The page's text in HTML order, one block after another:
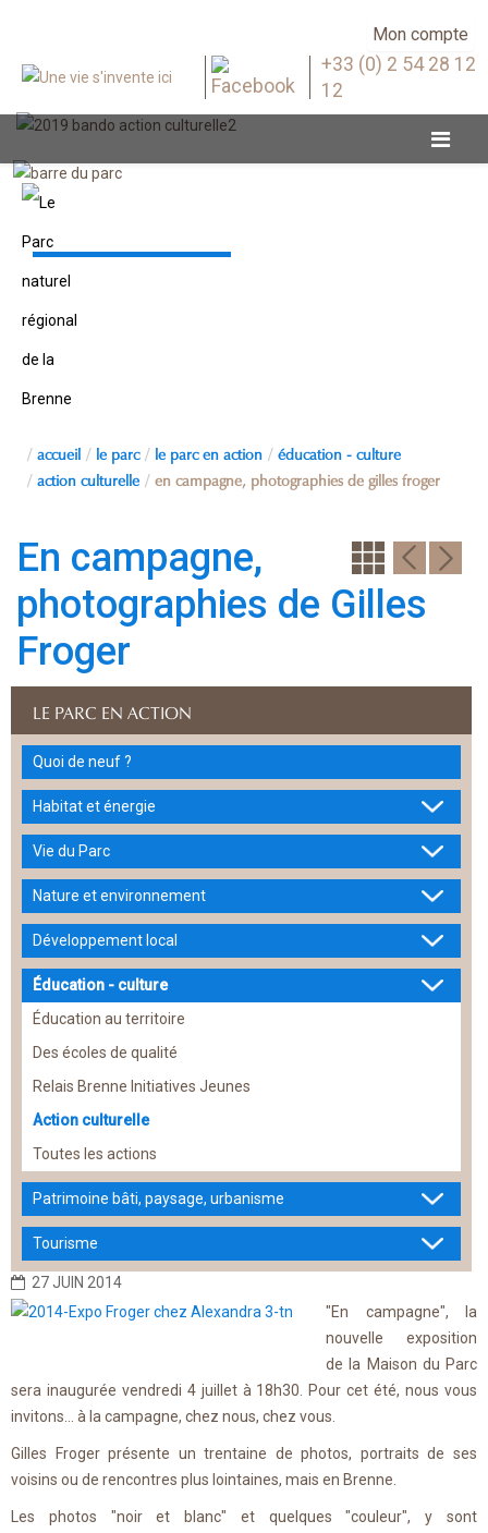
Mon compte
+33 (0) 2 54 28 12
12
accueil le parc le parc en action éducation - culture
action culturelle en campagne, photographies de gilles froger
En campagne,
photographies de Gilles
Froger
LE PARC EN ACTION
Quoi de neuf ?
Habitat et énergie
Vie du Parc
Nature et environnement
Développement local
Éducation - culture
Éducation au territoire
Des écoles de qualité
Relais Brenne Initiatives Jeunes
Action culturelle
Toutes les actions
Patrimoine bâti, paysage, urbanisme
Tourisme
27 JUIN 2014
"En campagne", la
nouvelle exposition
de la Maison du Parc
sera inaugurée vendredi 4 juillet à 18h30. Pour cet été, nous vous
invitons... à la campagne, chez nous, chez vous.
Gilles Froger présente un trentaine de photos, portraits de ses
voisins ou de rencontres plus lointaines, mais en Brenne.
Les photos "noir et blanc" et quelques "couleur", y sont